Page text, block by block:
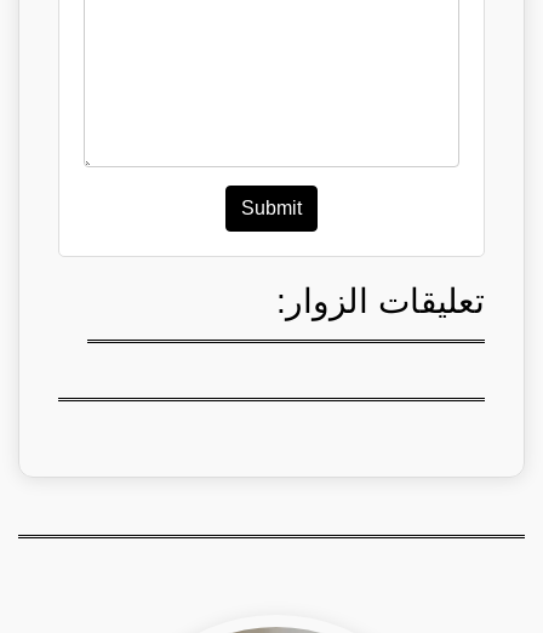
Submit
تعليقات الزوار: